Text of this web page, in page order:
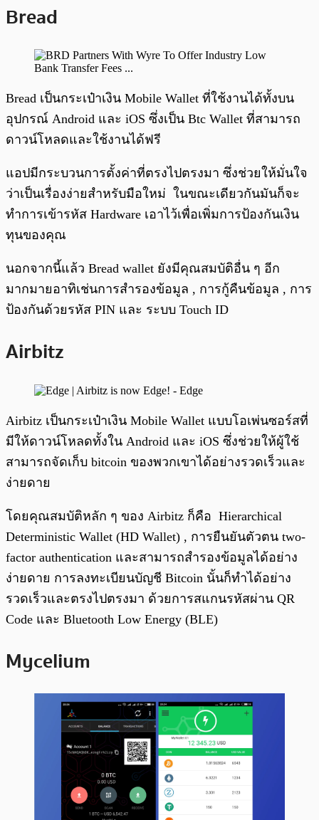
Bread
Bread เป็นกระเป๋าเงิน Mobile Wallet ที่ใช้งานได้ทั้งบน
อุปกรณ์ Android และ iOS ซึ่งเป็น Btc Wallet ที่สามารถ
ดาวน์โหลดและใช้งานได้ฟรี
แอปมีกระบวนการตั้งค่าที่ตรงไปตรงมา ซึ่งช่วยให้มั่นใจ
ว่าเป็นเรื่องง่ายสำหรับมือใหม่ ในขณะเดียวกันมันก็จะ
ทำการเข้ารหัส Hardware เอาไว้เพื่อเพิ่มการป้องกันเงิน
ทุนของคุณ
นอกจากนี้แล้ว Bread wallet ยังมีคุณสมบัติอื่น ๆ อีก
มากมายอาทิเช่นการสำรองข้อมูล , การกู้คืนข้อมูล , การ
ป้องกันด้วยรหัส PIN และ ระบบ Touch ID
Airbitz
Airbitz เป็นกระเป๋าเงิน Mobile Wallet แบบโอเพ่นซอร์สที่
มีให้ดาวน์โหลดทั้งใน Android และ iOS ซึ่งช่วยให้ผู้ใช้
สามารถจัดเก็บ bitcoin ของพวกเขาได้อย่างรวดเร็วและ
ง่ายดาย
โดยคุณสมบัติหลัก ๆ ของ Airbitz ก็คือ Hierarchical
Deterministic Wallet (HD Wallet) , การยืนยันตัวตน two-
factor authentication และสามารถสำรองข้อมูลได้อย่าง
ง่ายดาย การลงทะเบียนบัญชี Bitcoin นั้นก็ทำได้อย่าง
รวดเร็วและตรงไปตรงมา ด้วยการสแกนรหัสผ่าน QR
Code และ Bluetooth Low Energy (BLE)
Mycelium